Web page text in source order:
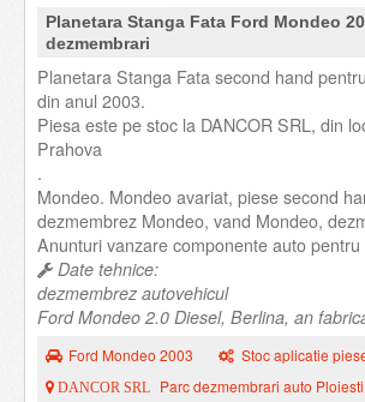
Planetara Stanga Fata Ford Mondeo
dezmembrari
Planetara Stanga Fata second hand
din anul 2003.
Piesa este pe stoc la DANCOR SRL, din
Prahova
.
Mondeo. Mondeo avariat, piese second
dezmembrez Mondeo, vand Mondeo,
Anunturi vanzare componente auto pentru
Date tehnice:
dezmembrez autovehicul
Ford Mondeo 2.0 Diesel, Berlina, an
Ford Mondeo 2003 Stoc aplicatie
DANCOR SRL Parc dezmembrari auto